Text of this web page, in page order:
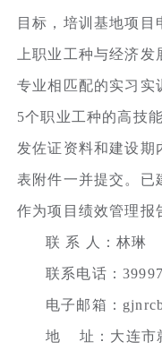
目标，培训基地项目
上职业工种与经济
专业相匹配的实习实
5个职业工种的高技
发佐证资料和建设期
表附件一并提交。已
作为项目绩效管理报
联 系 人：林琳
联系电话：
电子邮箱：
地 址：大连市